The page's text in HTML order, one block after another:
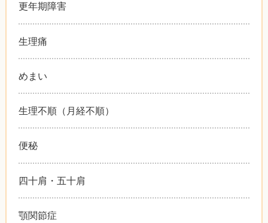
更年期障害
生理痛
めまい
生理不順（月経不順）
便秘
四十肩・五十肩
顎関節症